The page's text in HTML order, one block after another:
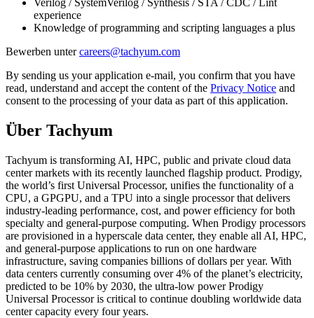
experience
Knowledge of programming and scripting languages a plus
Bewerben unter
By sending us your application e-mail, you confirm that you have
read, understand and accept the content of the Privacy Notice and
consent to the processing of your data as part of this application.
Über Tachyum
Tachyum is transforming AI, HPC, public and private cloud data
center markets with its recently launched flagship product. Prodigy,
the world’s first Universal Processor, unifies the functionality of a
CPU, a GPGPU, and a TPU into a single processor that delivers
industry-leading performance, cost, and power efficiency for both
specialty and general-purpose computing. When Prodigy processors
are provisioned in a hyperscale data center, they enable all AI, HPC,
and general-purpose applications to run on one hardware
infrastructure, saving companies billions of dollars per year. With
data centers currently consuming over 4% of the planet’s electricity,
predicted to be 10% by 2030, the ultra-low power Prodigy
Universal Processor is critical to continue doubling worldwide data
center capacity every four years.